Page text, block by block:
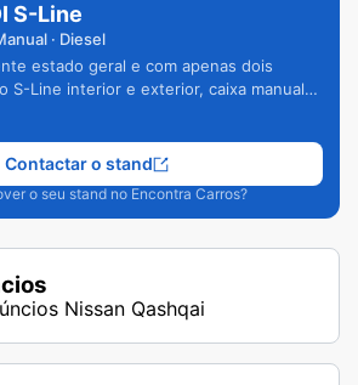
S-Line
· Diesel
estado geral e com apenas dois
S-Line interior e exterior, caixa manual
o seu stand no Encontra Carros?
Contactar o stand
Nissan Qashqai